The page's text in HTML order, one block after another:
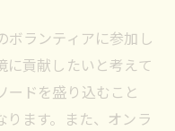
ボランティアに参加し
に貢献したいと考えて
ードを盛り込むこと
ます。また、オンラ